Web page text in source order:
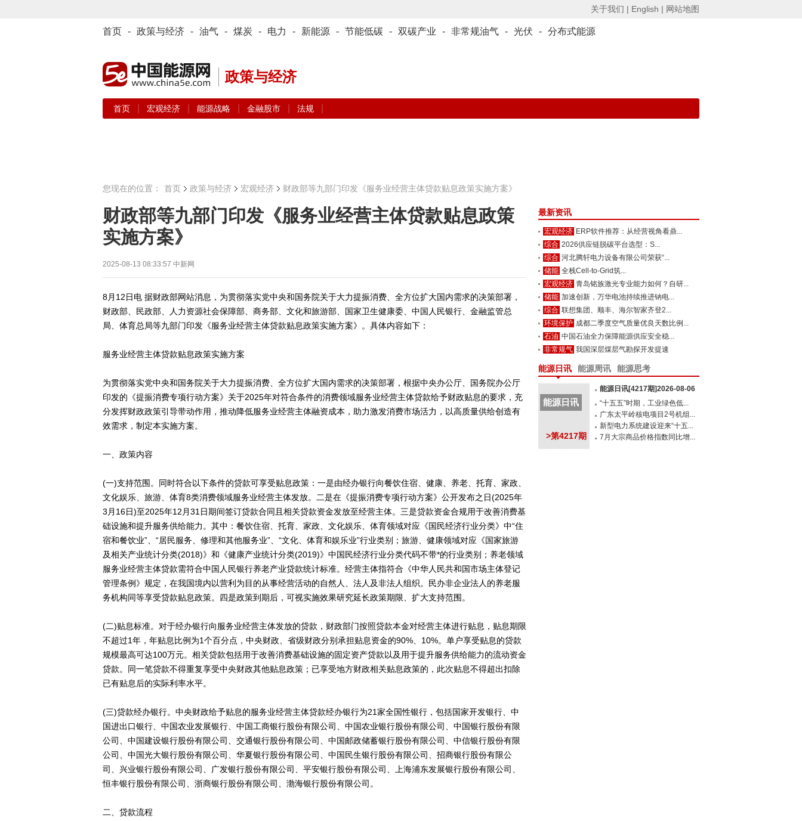
关于我们 | English | 网站地图
首页 - 政策与经济 - 油气 - 煤炭 - 电力 - 新能源 - 节能低碳 - 双碳产业 - 非常规油气 - 光伏 - 分布式能源
政策与经济
首页 宏观经济 能源战略 金融股市 法规
您现在的位置： 首页 政策与经济 宏观经济 财政部等九部门印发《服务业经营主体贷款贴息政策实施方案》
财政部等九部门印发《服务业经营主体贷款贴息政策
实施方案》
2025-08-13 08:33:57 中新网
8月12日电 据财政部网站消息，为贯彻落实党中央和国务院关于大力提振消费、全方位扩大国内需求的决策部署，
财政部、民政部、人力资源社会保障部、商务部、文化和旅游部、国家卫生健康委、中国人民银行、金融监管总
局、体育总局等九部门印发《服务业经营主体贷款贴息政策实施方案》。具体内容如下：
服务业经营主体贷款贴息政策实施方案
为贯彻落实党中央和国务院关于大力提振消费、全方位扩大国内需求的决策部署，根据中央办公厅、国务院办公厅
印发的《提振消费专项行动方案》关于2025年对符合条件的消费领域服务业经营主体贷款给予财政贴息的要求，充
分发挥财政政策引导带动作用，推动降低服务业经营主体融资成本，助力激发消费市场活力，以高质量供给创造有
效需求，制定本实施方案。
一、政策内容
(一)支持范围。同时符合以下条件的贷款可享受贴息政策：一是由经办银行向餐饮住宿、健康、养老、托育、家政、
文化娱乐、旅游、体育8类消费领域服务业经营主体发放。二是在《提振消费专项行动方案》公开发布之日(2025年
3月16日)至2025年12月31日期间签订贷款合同且相关贷款资金发放至经营主体。三是贷款资金合规用于改善消费基
础设施和提升服务供给能力。其中：餐饮住宿、托育、家政、文化娱乐、体育领域对应《国民经济行业分类》中“住
宿和餐饮业”、“居民服务、修理和其他服务业”、“文化、体育和娱乐业”行业类别；旅游、健康领域对应《国家旅游
及相关产业统计分类(2018)》和《健康产业统计分类(2019)》中国民经济行业分类代码不带*的行业类别；养老领域
服务业经营主体贷款需符合中国人民银行养老产业贷款统计标准。经营主体指符合《中华人民共和国市场主体登记
管理条例》规定，在我国境内以营利为目的从事经营活动的自然人、法人及非法人组织。民办非企业法人的养老服
务机构同等享受贷款贴息政策。四是政策到期后，可视实施效果研究延长政策期限、扩大支持范围。
(二)贴息标准。对于经办银行向服务业经营主体发放的贷款，财政部门按照贷款本金对经营主体进行贴息，贴息期限
不超过1年，年贴息比例为1个百分点，中央财政、省级财政分别承担贴息资金的90%、10%。单户享受贴息的贷款
规模最高可达100万元。相关贷款包括用于改善消费基础设施的固定资产贷款以及用于提升服务供给能力的流动资金
贷款。同一笔贷款不得重复享受中央财政其他贴息政策；已享受地方财政相关贴息政策的，此次贴息不得超出扣除
已有贴息后的实际利率水平。
(三)贷款经办银行。中央财政给予贴息的服务业经营主体贷款经办银行为21家全国性银行，包括国家开发银行、中
国进出口银行、中国农业发展银行、中国工商银行股份有限公司、中国农业银行股份有限公司、中国银行股份有限
公司、中国建设银行股份有限公司、交通银行股份有限公司、中国邮政储蓄银行股份有限公司、中信银行股份有限
公司、中国光大银行股份有限公司、华夏银行股份有限公司、中国民生银行股份有限公司、招商银行股份有限公
司、兴业银行股份有限公司、广发银行股份有限公司、平安银行股份有限公司、上海浦东发展银行股份有限公司、
恒丰银行股份有限公司、浙商银行股份有限公司、渤海银行股份有限公司。
二、贷款流程
最新资讯
宏观经济 ERP软件推荐：从经营视角看鼎...
综合 2026供应链脱碳平台选型：S...
综合 河北腾轩电力设备有限公司荣获“...
储能 全栈Cell-to-Grid筑...
宏观经济 青岛铭族激光专业能力如何？自研...
储能 加速创新，万华电池持续推进钠电...
综合 联想集团、顺丰、海尔智家齐登2...
环境保护 成都二季度空气质量优良天数比例...
石油 中国石油全力保障能源供应安全稳...
非常规气 我国深层煤层气勘探开发提速
能源日讯 能源周讯 能源思考
能源日讯
>第4217期
能源日讯[4217期]2026-08-06
“十五五”时期，工业绿色低...
广东太平岭核电项目2号机组...
新型电力系统建设迎来“十五...
7月大宗商品价格指数同比增...